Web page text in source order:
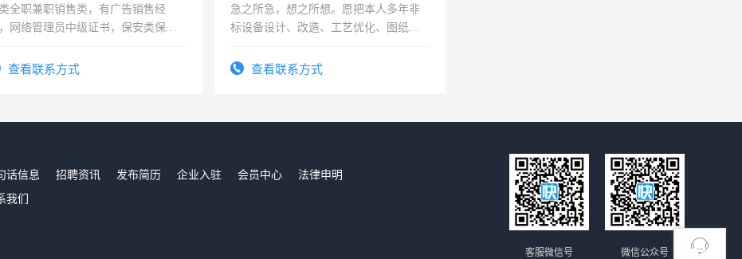
全职兼职销售类，有广告销售经
网络管理员中级证书，保安类保安
低压电工证和十几年工作经验
查看联系方式
急之所急，想之所想。愿把本人多年非
标设备设计、改造、工艺优化、图纸制
结识有识之士，共享未来。
查看联系方式
话信息 招聘资讯 发布简历 企业入驻 会员中心
法律申明
我们
微信公众号
客服微信号